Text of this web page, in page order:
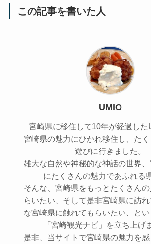
この記事を書いた人
UMIO
宮崎県に移住して10年が経過した
宮崎県の魅力にひかれ移住し、た
遊びに行きました。
雄大な自然や神秘的な神話の世界
にたくさんの魅力であふれる
そんな、宮崎県をもっとたくさん
らいたい、そして是非宮崎県に訪
な宮崎県に触れてもらいたい、と
「宮崎観光ナビ」を立ち上げ
是非、当サイトで宮崎県の魅力を